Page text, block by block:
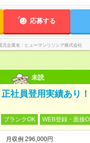
応募する
元企業名 ヒューマンリソシア株式会社
未読
社員登用実績あり
ブランクOK WEB登録・面接
月収例 296,000円